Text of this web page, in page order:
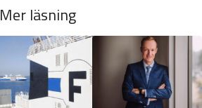
Mer läsning